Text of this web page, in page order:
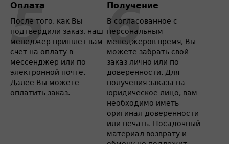
Оплата
После того, как Вы
подтвердили заказ, наш
менеджер пришлет вам
счет на оплату в
мессенджер или по
электронной почте.
Далее Вы можете
оплатить заказ.
Получение
В согласованное с
персональным
менеджеров время, Вы
можете забрать свой
заказ лично или по
доверенности. Для
получения заказа на
юридическое лицо, вам
необходимо иметь
оригинал доверенности
или печать. Посадочный
материал возврату и